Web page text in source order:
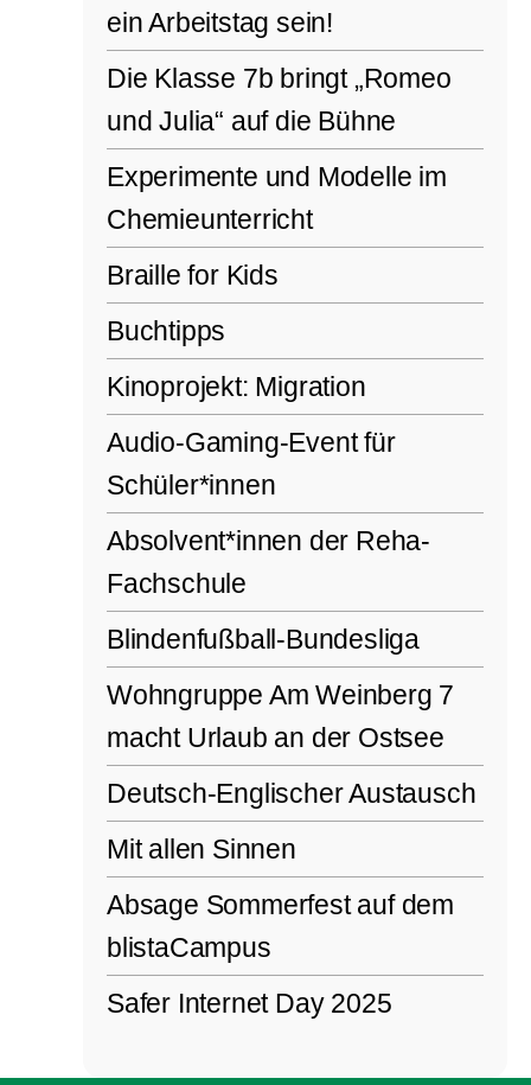
ein Arbeitstag sein!
Die Klasse 7b bringt „Romeo
und Julia“ auf die Bühne
Experimente und Modelle im
Chemieunterricht
Braille for Kids
Buchtipps
Kinoprojekt: Migration
Audio-Gaming-Event für
Schüler*innen
Absolvent*innen der Reha-
Fachschule
Blindenfußball-Bundesliga
Wohngruppe Am Weinberg 7
macht Urlaub an der Ostsee
Deutsch-Englischer Austausch
Mit allen Sinnen
Absage Sommerfest auf dem
blistaCampus
Safer Internet Day 2025